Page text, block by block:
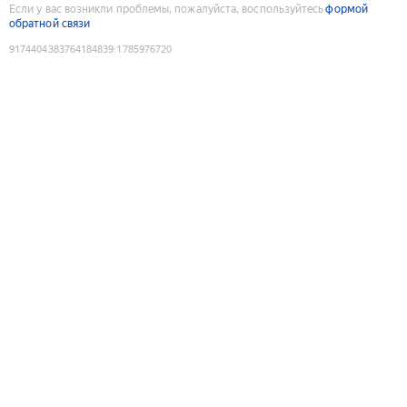
Если у вас возникли проблемы, пожалуйста, воспользуйтесьформой
обратной связи
9174404383764184839:1785976720